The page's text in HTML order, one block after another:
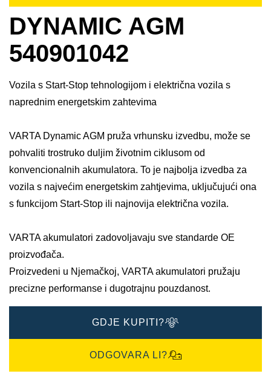
DYNAMIC AGM
540901042
Vozila s Start-Stop tehnologijom i električna vozila s
naprednim energetskim zahtevima
VARTA Dynamic AGM pruža vrhunsku izvedbu, može se
pohvaliti trostruko duljim životnim ciklusom od
konvencionalnih akumulatora. To je najbolja izvedba za
vozila s najvećim energetskim zahtjevima, uključujući ona
s funkcijom Start-Stop ili najnovija električna vozila. ​
VARTA akumulatori zadovoljavaju sve standarde OE
proizvođača.​
Proizvedeni u Njemačkoj, VARTA akumulatori pružaju
precizne performanse i dugotrajnu pouzdanost.
GDJE KUPITI?
ODGOVARA LI?